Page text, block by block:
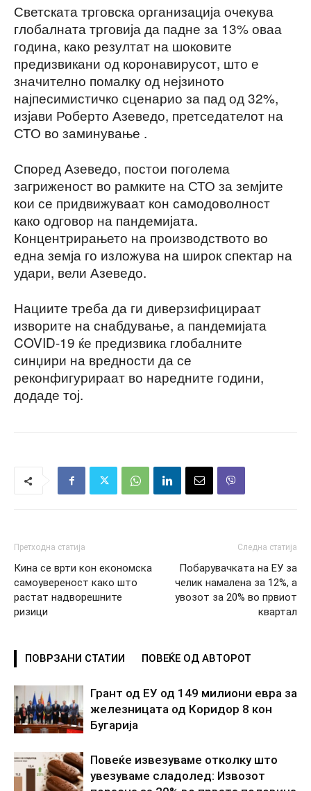
Светската трговска организација очекува
глобалната трговија да падне за 13% оваа
година, како резултат на шоковите
предизвикани од коронавирусот, што е
значително помалку од нејзиното
најпесимистичко сценарио за пад од 32%,
изјави Роберто Азеведо, претседателот на
СТО во заминување .
Според Азеведо, постои поголема
загриженост во рамките на СТО за земјите
кои се придвижуваат кон самодоволност
како одговор на пандемијата.
Концентрирањето на производството во
една земја го изложува на широк спектар на
удари, вели Азеведо.
Нациите треба да ги диверзифицираат
изворите на снабдување, а пандемијата
COVID-19 ќе предизвика глобалните
синџири на вредности да се
реконфигурираат во наредните години,
додаде тој.
Претходна статија
Кина се врти кон економска
самоувереност како што
растат надворешните
ризици
Следна статија
Побарувачката на ЕУ за
челик намалена за 12%, а
увозот за 20% во првиот
квартал
ПОВРЗАНИ СТАТИИ ПОВЕЌЕ ОД АВТОРОТ
Грант од ЕУ од 149 милиони евра за
железницата од Коридор 8 кон
Бугарија
Повеќе извезуваме отколку што
увезуваме сладолед: Извозот